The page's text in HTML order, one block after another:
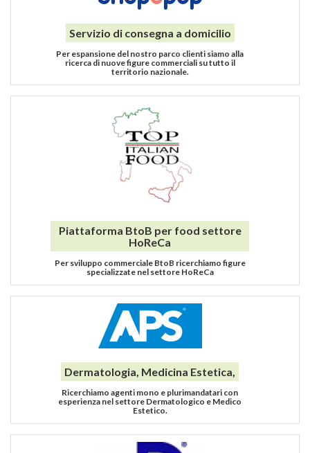
Servizio di consegna a domicilio
Per espansione del nostro parco clienti siamo alla
ricerca di nuove figure commerciali su tutto il
territorio nazionale.
Piattaforma BtoB per food settore
HoReCa
Per sviluppo commerciale BtoB ricerchiamo figure
specializzate nel settore HoReCa
Dermatologia, Medicina Estetica,
Ricerchiamo agenti mono e plurimandatari con
esperienza nel settore Dermatologico e Medico
Estetico.